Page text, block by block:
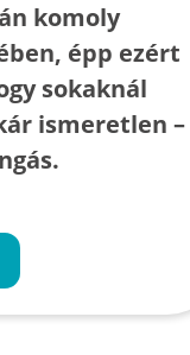
komoly
épp ezért
sokaknál
ismeretlen –